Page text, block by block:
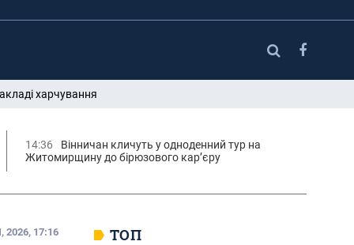
харчування
14:36
Вінничан кличуть у одноденний тур на
Житомирщину до бірюзового кар’єру
2026, 17:16 ТОП